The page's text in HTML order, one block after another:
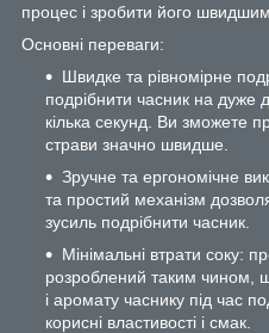
процес і зробити його
Основні переваги:
Швидке та рівномірне
подрібнити часник на дуже
кілька секунд. Ви зможете
страви значно швидше.
Зручне та ергономічне
та простий механізм
зусиль подрібнити часник.
Мінімальні втрати соку:
розроблений таким чином,
і аромату часнику під час
корисні властивості і смак.